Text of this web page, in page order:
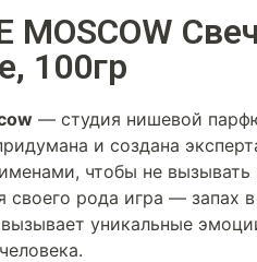
MOSCOW
100гр
— студия нишевой
и создана
чтобы не
своего рода игра — запах
уникальные